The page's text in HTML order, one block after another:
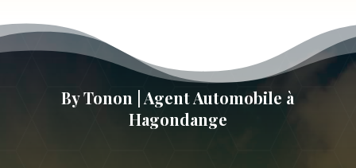
By Tonon | Agent Automobile à
Hagondange